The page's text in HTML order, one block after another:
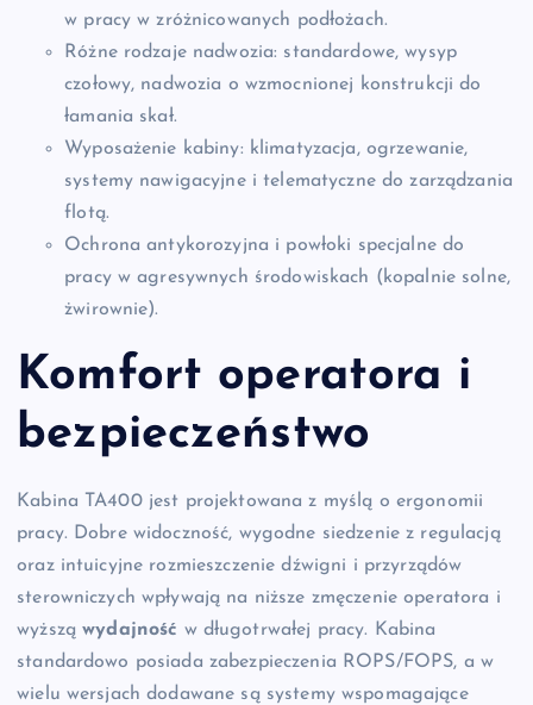
w pracy w zróżnicowanych podłożach.
Różne rodzaje nadwozia: standardowe, wysyp
czołowy, nadwozia o wzmocnionej konstrukcji do
łamania skał.
Wyposażenie kabiny: klimatyzacja, ogrzewanie,
systemy nawigacyjne i telematyczne do zarządzania
flotą.
Ochrona antykorozyjna i powłoki specjalne do
pracy w agresywnych środowiskach (kopalnie solne,
żwirownie).
Komfort operatora i
bezpieczeństwo
Kabina TA400 jest projektowana z myślą o ergonomii
pracy. Dobre widoczność, wygodne siedzenie z regulacją
oraz intuicyjne rozmieszczenie dźwigni i przyrządów
sterowniczych wpływają na niższe zmęczenie operatora i
wyższąwydajność w długotrwałej pracy. Kabina
standardowo posiada zabezpieczenia ROPS/FOPS, a w
wielu wersjach dodawane są systemy wspomagające